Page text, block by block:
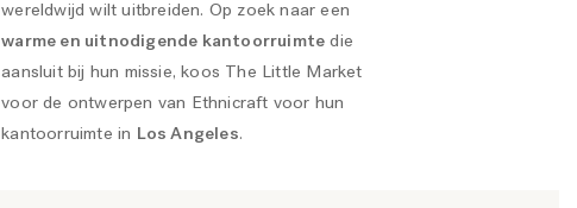
wereldwijd wilt uitbreiden. Op zoek naar een
warme en uitnodigende kantoorruimte die
aansluit bij hun missie, koos The Little Market
voor de ontwerpen van Ethnicraft voor hun
kantoorruimte in Los Angeles.